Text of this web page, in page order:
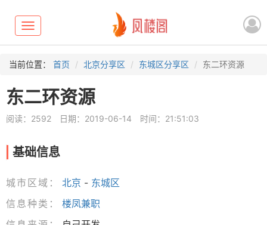
Toggle
navigation
当前位置： 首页 北京分享区 东城区分享区 东二环资源
东二环资源
阅读：2592 日期：2019-06-14 时间：21:51:03
基础信息
城市区域： 北京 - 东城区
信息种类：
楼凤兼职